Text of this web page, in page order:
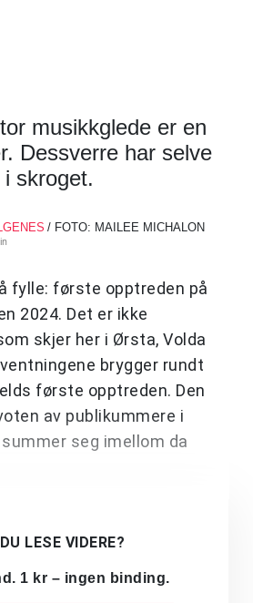
musikkglede er en
Dessverre har selve
skroget.
/ FOTO: MAILEE MICHALON
fylle: første opptreden på
2024. Det er ikke
skjer her i Ørsta, Volda
brygger rundt
første opptreden. Den
av publikummere i
seg imellom da
LESE VIDERE?
1 kr – ingen binding.